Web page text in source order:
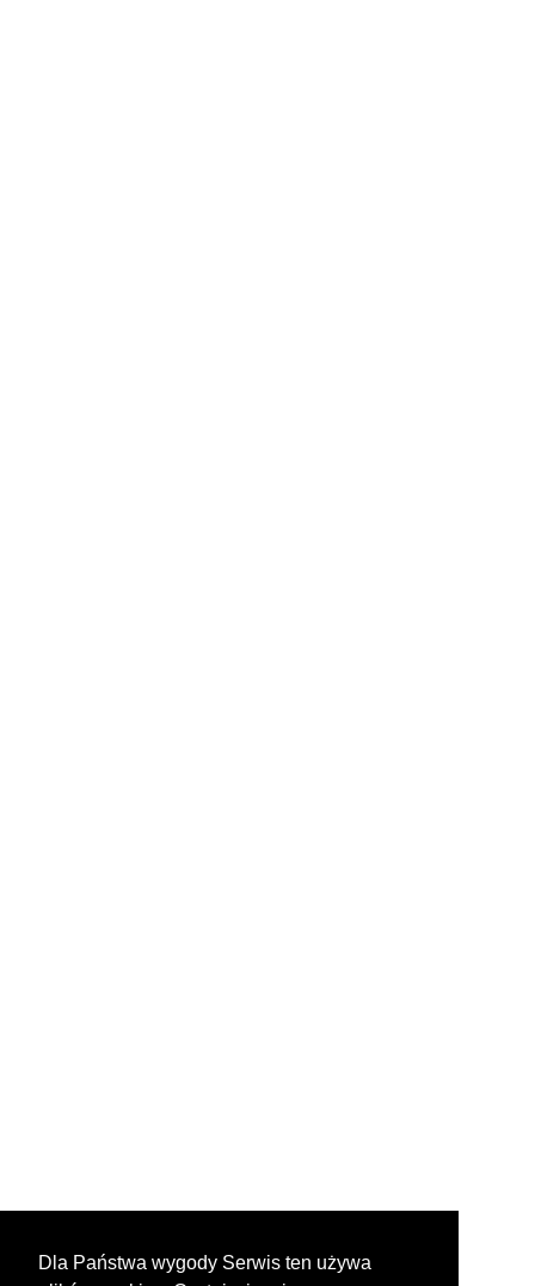
Dla Państwa wygody Serwis ten używa